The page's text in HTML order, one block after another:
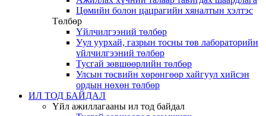
Цөмийн болон цацрагийн хяналтын хэлтэс
Төлбөр
Үйлчилгээний төлбөр
Уул уурхай, газрын тосны төв лабораторийн
үйлчилгээний төлбөр
Тусгай зөвшөөрлийн төлбөр
Улсын төсвийн хөрөнгөөр хайгуул хийсэн
ордын нөхөн төлбөр
ИЛ ТОД БАЙДАЛ
Үйл ажиллагааны ил тод байдал